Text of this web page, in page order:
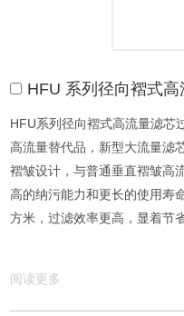
HFU 系列径向褶式
HFU系列径向褶式高流量滤芯
高流量替代品，新型大流量滤
褶皱设计，与普通垂直褶皱高
高的纳污能力和更长的使用寿
方米，过滤效率更高，显着节
阅读更多